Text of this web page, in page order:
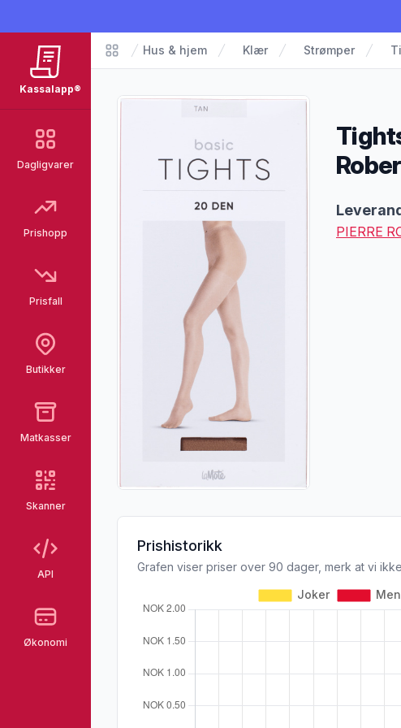
Kassalapp®
Dagligvarer
Prishopp
Prisfall
Butikker
Matkasser
Skanner
API
Økonomi
Matvarer
Hus & hjem Klær Strømper
PIERRE
Prishistorikk
Grafen viser priser over 90 dager, merk at vi